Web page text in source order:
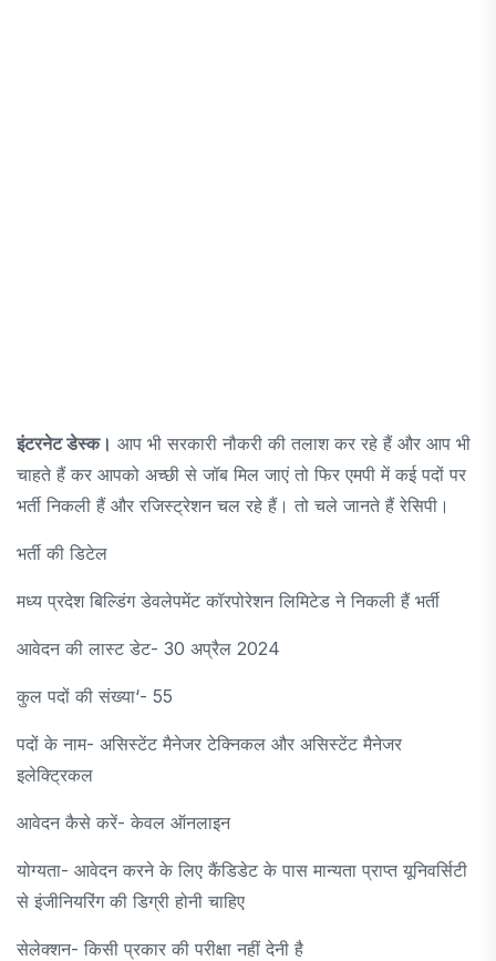
इंटरनेट डेस्क। आप भी सरकारी नौकरी की तलाश कर रहे हैं और आप भी
चाहते हैं कर आपको अच्छी से जॉब मिल जाएं तो फिर एमपी में कई पदों पर
भर्ती निकली हैं और रजिस्ट्रेशन चल रहे हैं। तो चले जानते हैं रेसिपी।
भर्ती की डिटेल
मध्य प्रदेश बिल्डिंग डेवलेपमेंट कॉरपोरेशन लिमिटेड ने निकली हैं भर्ती
आवेदन की लास्ट डेट- 30 अप्रैल 2024
कुल पदों की संख्या‘- 55
पदों के नाम- असिस्टेंट मैनेजर टेक्निकल और असिस्टेंट मैनेजर
इलेक्ट्रिकल
आवेदन कैसे करें- केवल ऑनलाइन
योग्यता- आवेदन करने के लिए कैंडिडेट के पास मान्यता प्राप्त यूनिवर्सिटी
से इंजीनियरिंग की डिग्री होनी चाहिए
सेलेक्शन- किसी प्रकार की परीक्षा नहीं देनी है